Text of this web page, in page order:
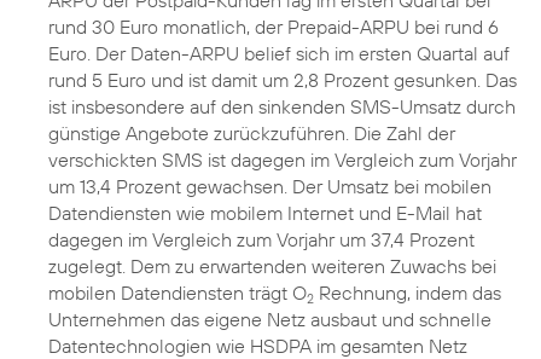
rund 30 Euro monatlich, der Prepaid-ARPU bei rund 6
Euro. Der Daten-ARPU belief sich im ersten Quartal auf
rund 5 Euro und ist damit um 2,8 Prozent gesunken. Das
ist insbesondere auf den sinkenden SMS-Umsatz durch
günstige Angebote zurückzuführen. Die Zahl der
verschickten SMS ist dagegen im Vergleich zum Vorjahr
um 13,4 Prozent gewachsen. Der Umsatz bei mobilen
Datendiensten wie mobilem Internet und E-Mail hat
dagegen im Vergleich zum Vorjahr um 37,4 Prozent
zugelegt. Dem zu erwartenden weiteren Zuwachs bei
mobilen Datendiensten trägt O2 Rechnung, indem das
Unternehmen das eigene Netz ausbaut und schnelle
Datentechnologien wie HSDPA im gesamten Netz